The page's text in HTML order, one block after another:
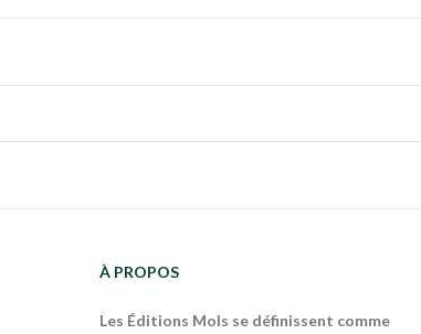
À PROPOS
Les Éditions Mols se définissent comme